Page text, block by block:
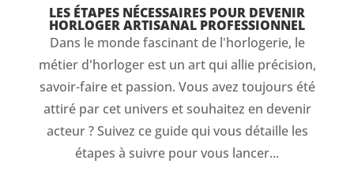
LES ÉTAPES NÉCESSAIRES POUR DEVENIR
HORLOGER ARTISANAL PROFESSIONNEL
Dans le monde fascinant de l'horlogerie, le
métier d'horloger est un art qui allie précision,
savoir-faire et passion. Vous avez toujours été
attiré par cet univers et souhaitez en devenir
acteur ? Suivez ce guide qui vous détaille les
étapes à suivre pour vous lancer...